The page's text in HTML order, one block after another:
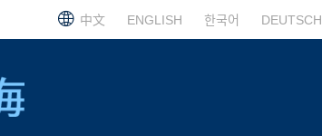
中文 ENGLISH 한국어 DEUTSCH